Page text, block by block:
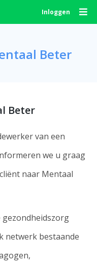
Inloggen
Beter
Beter
van een
we u graag
naar Mentaal
gezondheidszorg
netwerk bestaande